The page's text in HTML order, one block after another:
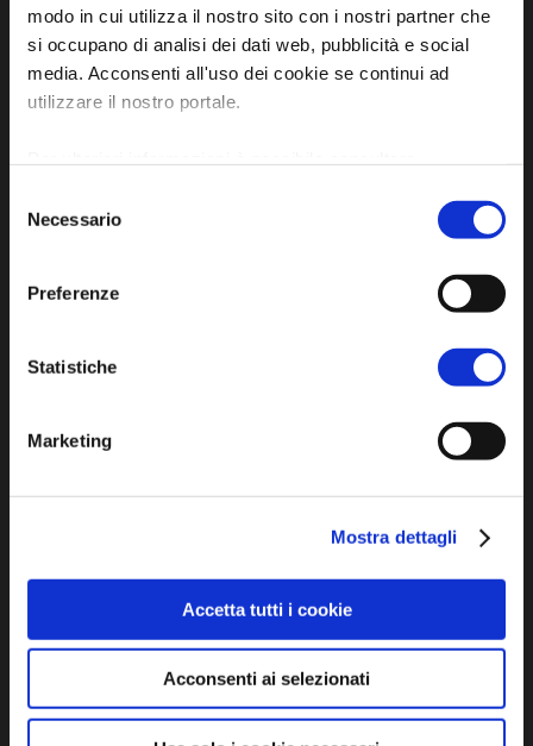
modo in cui utilizza il nostro sito con i nostri partner che
si occupano di analisi dei dati web, pubblicità e social
media. Acconsenti all'uso dei cookie se continui ad
utilizzare il nostro portale.
delNecessario
Preferenze
Statistiche
Marketing
Mostra dettagli
Accetta tutti i cookie
Acconsenti ai selezionati
Piazza della Libertà, 13
48012 Bagnacavallo (RA)
Tel. +39 0545 280898
turismo@unione.labassaromagna.it
P.IVA e Cod. Fiscale 02291370399
P.E.C. pg.unione.labassaromagna.it@legalmail.it
SCOPRI